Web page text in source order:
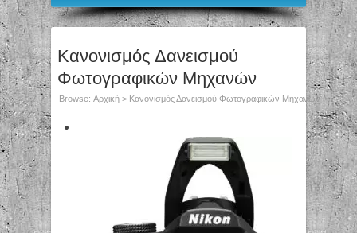
Κανονισμός Δανεισμού
Φωτογραφικών Μηχανών
Browse: Αρχική > Κανονισμός Δανεισμού Φωτογραφικών Μηχανών